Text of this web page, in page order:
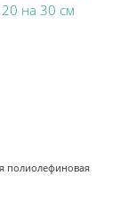
на 30 см
полиолефиновая